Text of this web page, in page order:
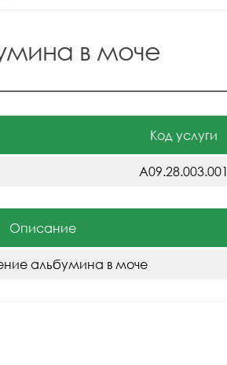
в моче
Код услуги
A09.28.003.001
Описание
альбумина в моче